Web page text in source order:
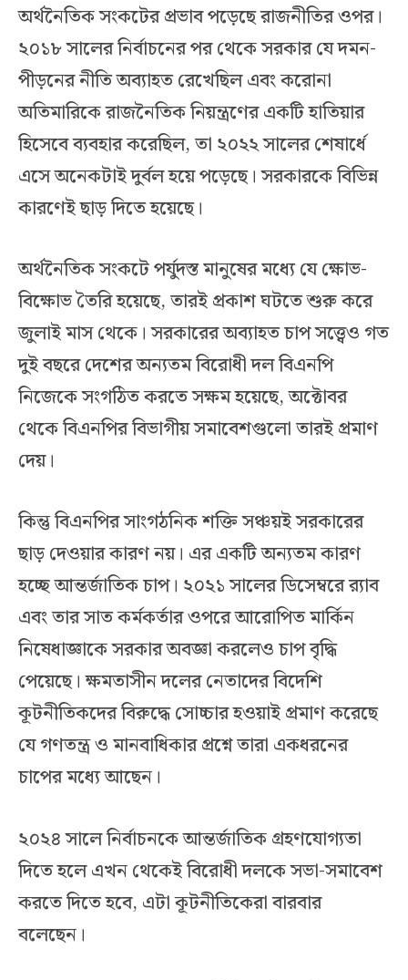
অর্থনৈতিক সংকটের প্রভাব পড়েছে রাজনীতির ওপর।
২০১৮ সালের নির্বাচনের পর থেকে সরকার যে দমন-
পীড়নের নীতি অব্যাহত রেখেছিল এবং করোনা
অতিমারিকে রাজনৈতিক নিয়ন্ত্রণের একটি হাতিয়ার
হিসেবে ব্যবহার করেছিল, তা ২০২২ সালের শেষার্ধে
এসে অনেকটাই দুর্বল হয়ে পড়েছে। সরকারকে বিভিন্ন
কারণেই ছাড় দিতে হয়েছে।
অর্থনৈতিক সংকটে পর্যুদস্ত মানুষের মধ্যে যে ক্ষোভ-
বিক্ষোভ তৈরি হয়েছে, তারই প্রকাশ ঘটতে শুরু করে
জুলাই মাস থেকে। সরকারের অব্যাহত চাপ সত্ত্বেও গত
দুই বছরে দেশের অন্যতম বিরোধী দল বিএনপি
নিজেকে সংগঠিত করতে সক্ষম হয়েছে, অক্টোবর
থেকে বিএনপির বিভাগীয় সমাবেশগুলো তারই প্রমাণ
দেয়।
কিন্তু বিএনপির সাংগঠনিক শক্তি সঞ্চয়ই সরকারের
ছাড় দেওয়ার কারণ নয়। এর একটি অন্যতম কারণ
হচ্ছে আন্তর্জাতিক চাপ। ২০২১ সালের ডিসেম্বরে র‍্যাব
এবং তার সাত কর্মকর্তার ওপরে আরোপিত মার্কিন
নিষেধাজ্ঞাকে সরকার অবজ্ঞা করলেও চাপ বৃদ্ধি
পেয়েছে। ক্ষমতাসীন দলের নেতাদের বিদেশি
কূটনীতিকদের বিরুদ্ধে সোচ্চার হওয়াই প্রমাণ করেছে
যে গণতন্ত্র ও মানবাধিকার প্রশ্নে তারা একধরনের
চাপের মধ্যে আছেন।
২০২৪ সালে নির্বাচনকে আন্তর্জাতিক গ্রহণযোগ্যতা
দিতে হলে এখন থেকেই বিরোধী দলকে সভা-সমাবেশ
করতে দিতে হবে, এটা কূটনীতিকেরা বারবার
বলেছেন।